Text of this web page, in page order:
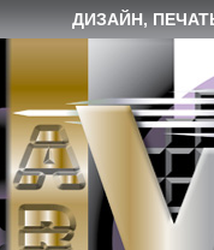
ДИЗАЙН,